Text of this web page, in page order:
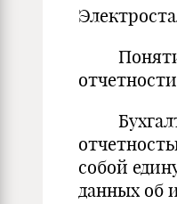
собой
данных об